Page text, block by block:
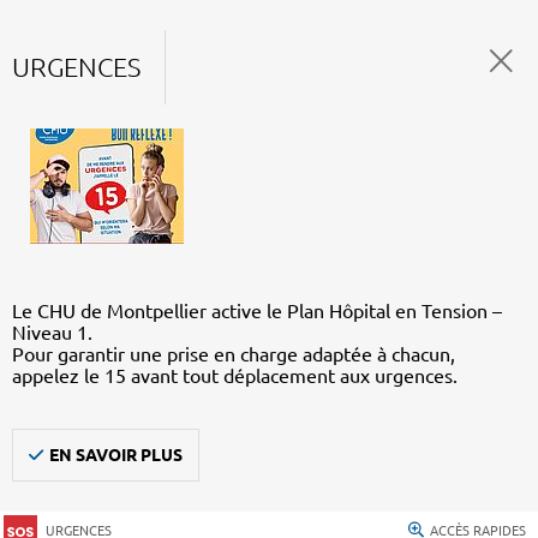
URGENCES
Le CHU de Montpellier active le Plan Hôpital en Tension –
Niveau 1.
Pour garantir une prise en charge adaptée à chacun,
appelez le 15 avant tout déplacement aux urgences.
EN SAVOIR PLUS
URGENCES ACCÈS RAPIDES